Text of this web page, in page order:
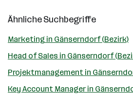
Ähnliche Suchbegriffe
Marketing in Gänserndorf (Bezirk)
Head of Sales in Gänserndorf
Projektmanagement in
Key Account Manager in